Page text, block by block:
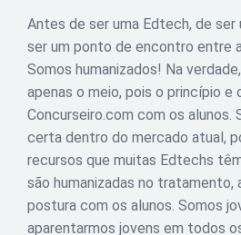
Antes de ser uma Edtech, de ser
ser um ponto de encontro entre
Somos humanizados! Na
apenas o meio, pois o princípio e
Concurseiro.com com os alunos.
certa dentro do mercado atual,
recursos que muitas Edtechs
são humanizadas no tratamento,
postura com os alunos. Somos
aparentarmos jovens em todos